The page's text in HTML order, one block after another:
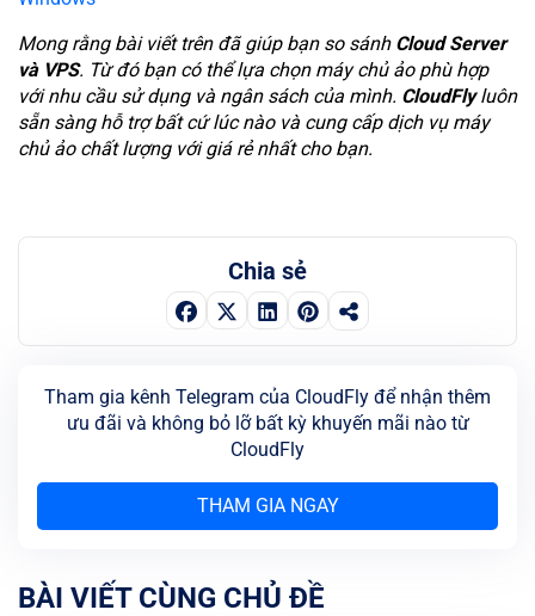
Mong rằng bài viết trên đã giúp bạn so sánh Cloud Server
và VPS. Từ đó bạn có thể lựa chọn máy chủ ảo phù hợp
với nhu cầu sử dụng và ngân sách của mình. CloudFlyluôn
sẵn sàng hỗ trợ bất cứ lúc nào và cung cấp dịch vụ máy
chủ ảo chất lượng với giá rẻ nhất cho bạn.
Chia sẻ
Tham gia kênh Telegram của CloudFly để nhận thêm
ưu đãi và không bỏ lỡ bất kỳ khuyến mãi nào từ
CloudFly
THAM GIA NGAY
BÀI VIẾT CÙNG CHỦ ĐỀ